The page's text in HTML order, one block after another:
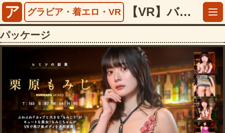
ア グラビア・着エロ・VR 【VR】バーチャルダイブ ヒミツの副業 栗原もみじ【5497favi00336】
パッケージ